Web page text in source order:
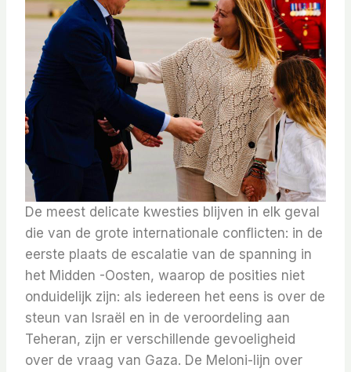
De meest delicate kwesties blijven in elk geval
die van de grote internationale conflicten: in de
eerste plaats de escalatie van de spanning in
het Midden -Oosten, waarop de posities niet
onduidelijk zijn: als iedereen het eens is over de
steun van Israël en in de veroordeling aan
Teheran, zijn er verschillende gevoeligheid
over de vraag van Gaza. De Meloni-lijn over